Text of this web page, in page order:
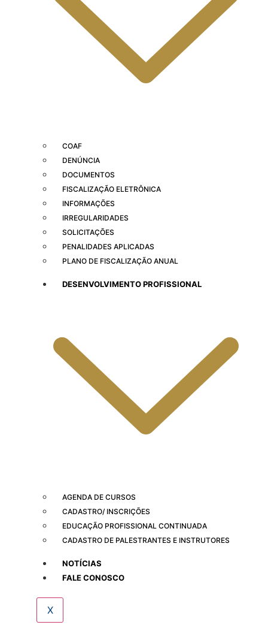
COAF
DENÚNCIA
DOCUMENTOS
FISCALIZAÇÃO ELETRÔNICA
INFORMAÇÕES
IRREGULARIDADES
SOLICITAÇÕES
PENALIDADES APLICADAS
PLANO DE FISCALIZAÇÃO ANUAL
DESENVOLVIMENTO PROFISSIONAL
AGENDA DE CURSOS
CADASTRO/ INSCRIÇÕES
EDUCAÇÃO PROFISSIONAL CONTINUADA
CADASTRO DE PALESTRANTES E INSTRUTORES
NOTÍCIAS
FALE CONOSCO
X